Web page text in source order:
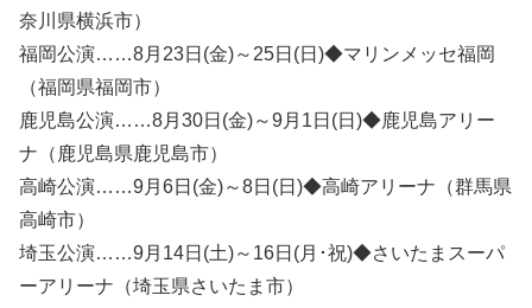
奈川県横浜市）
福岡公演……8月23日(金)～25日(日)◆マリンメッセ福岡
（福岡県福岡市）
鹿児島公演……8月30日(金)～9月1日(日)◆鹿児島アリー
ナ（鹿児島県鹿児島市）
高崎公演……9月6日(金)～8日(日)◆高崎アリーナ（群馬県
高崎市）
埼玉公演……9月14日(土)～16日(月･祝)◆さいたまスーパ
ーアリーナ（埼玉県さいたま市）